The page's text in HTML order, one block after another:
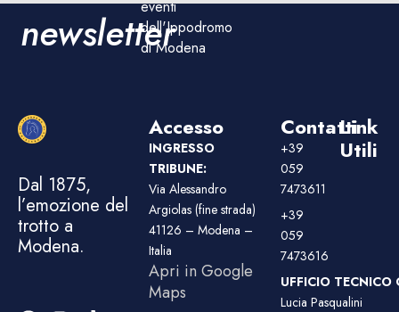
newsletter
eventi
dell'Ippodromo
di Modena
Dal 1875,
l’emozione del
trotto a
Modena.
Accesso
INGRESSO
TRIBUNE:
Via Alessandro
Argiolas (fine strada)
41126 – Modena –
Italia
Apri in Google
Maps
Contatti
+39
059
7473611
+39
059
7473616
UFFICIO TECNICO
Lucia Pasqualini
Link
Utili